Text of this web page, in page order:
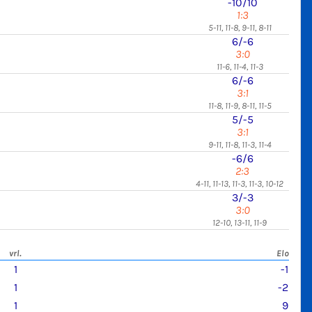
-10/10
1:3
5-11, 11-8, 9-11, 8-11
6/-6
3:0
11-6, 11-4, 11-3
6/-6
3:1
11-8, 11-9, 8-11, 11-5
5/-5
3:1
9-11, 11-8, 11-3, 11-4
-6/6
2:3
4-11, 11-13, 11-3, 11-3, 10-12
3/-3
3:0
12-10, 13-11, 11-9
vrl. Elo
1
-1
1
-2
1 9